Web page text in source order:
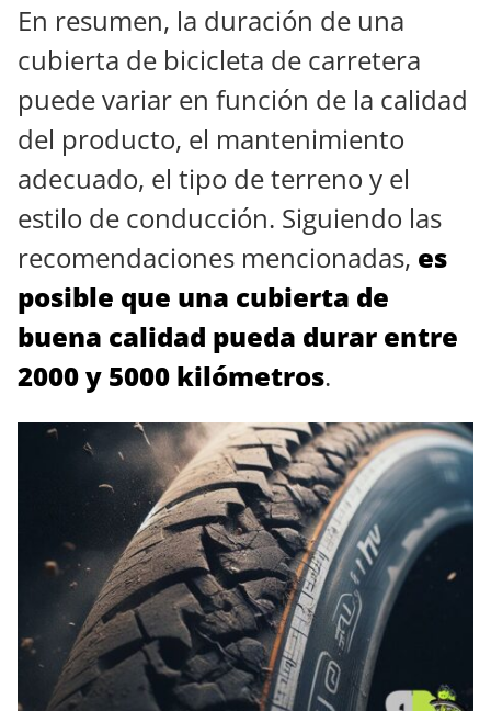
En resumen, la duración de una
cubierta de bicicleta de carretera
puede variar en función de la calidad
del producto, el mantenimiento
adecuado, el tipo de terreno y el
estilo de conducción. Siguiendo las
recomendaciones mencionadas, es
posible que una cubierta de
buena calidad pueda durar entre
2000 y 5000 kilómetros.